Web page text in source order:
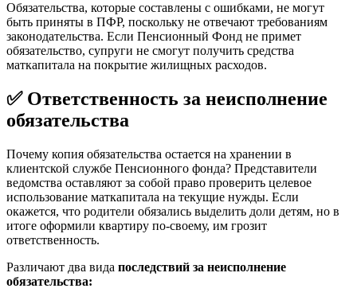
Обязательства, которые составлены с ошибками, не могут
быть приняты в ПФР, поскольку не отвечают требованиям
законодательства. Если Пенсионный Фонд не примет
обязательство, супруги не смогут получить средства
маткапитала на покрытие жилищных расходов.
✅ Ответственность за неисполнение
обязательства
Почему копия обязательства остается на хранении в
клиентской службе Пенсионного фонда? Представители
ведомства оставляют за собой право проверить целевое
использование маткапитала на текущие нужды. Если
окажется, что родители обязались выделить доли детям, но в
итоге оформили квартиру по-своему, им грозит
ответственность.
Различают два вида последствий за неисполнение
обязательства: